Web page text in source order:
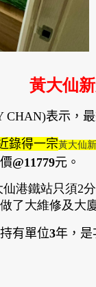
黃大仙
CHAN)表示 ，
錄得一宗黃大仙
@11779元。
港鐵站只須2
了大維修及大
持有單位3年，是